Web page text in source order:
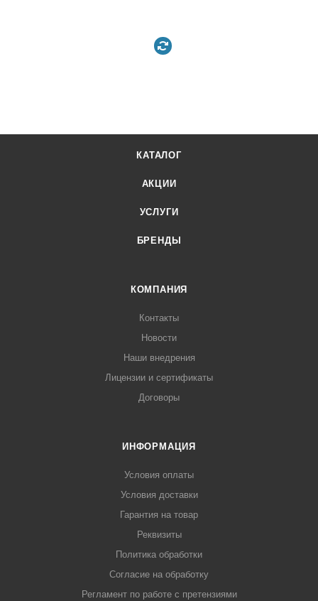
КАТАЛОГ
АКЦИИ
УСЛУГИ
БРЕНДЫ
КОМПАНИЯ
Контакты
Новости
Наши внедрения
Лицензии и сертификаты
Договоры
ИНФОРМАЦИЯ
Условия оплаты
Условия доставки
Гарантия на товар
Реквизиты
Политика обработки
Согласие на обработку
Регламент по работе с претензиями